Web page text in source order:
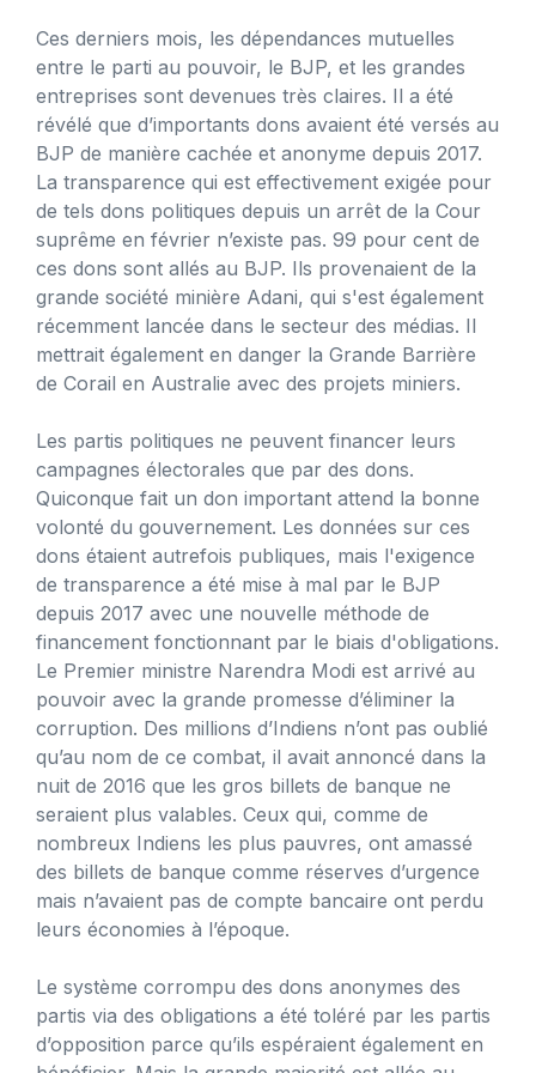
Ces derniers mois, les dépendances mutuelles
entre le parti au pouvoir, le BJP, et les grandes
entreprises sont devenues très claires. Il a été
révélé que d’importants dons avaient été versés au
BJP de manière cachée et anonyme depuis 2017.
La transparence qui est effectivement exigée pour
de tels dons politiques depuis un arrêt de la Cour
suprême en février n’existe pas. 99 pour cent de
ces dons sont allés au BJP. Ils provenaient de la
grande société minière Adani, qui s'est également
récemment lancée dans le secteur des médias. Il
mettrait également en danger la Grande Barrière
de Corail en Australie avec des projets miniers.
Les partis politiques ne peuvent financer leurs
campagnes électorales que par des dons.
Quiconque fait un don important attend la bonne
volonté du gouvernement. Les données sur ces
dons étaient autrefois publiques, mais l'exigence
de transparence a été mise à mal par le BJP
depuis 2017 avec une nouvelle méthode de
financement fonctionnant par le biais d'obligations.
Le Premier ministre Narendra Modi est arrivé au
pouvoir avec la grande promesse d’éliminer la
corruption. Des millions d’Indiens n’ont pas oublié
qu’au nom de ce combat, il avait annoncé dans la
nuit de 2016 que les gros billets de banque ne
seraient plus valables. Ceux qui, comme de
nombreux Indiens les plus pauvres, ont amassé
des billets de banque comme réserves d’urgence
mais n’avaient pas de compte bancaire ont perdu
leurs économies à l’époque.
Le système corrompu des dons anonymes des
partis via des obligations a été toléré par les partis
d’opposition parce qu’ils espéraient également en